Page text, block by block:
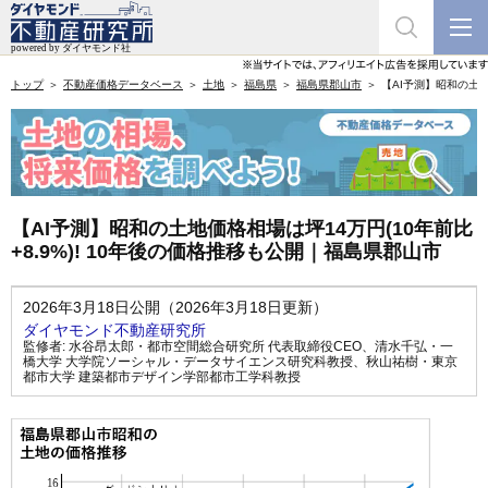
トップ 不動産価格データベース 土地 福島県 福島県郡山市 【AI予測】昭和の
【AI予測】昭和の土地価格相場は坪14万円(10年前比
+8.9%)! 10年後の価格推移も公開｜福島県郡山市
2026年3月18日公開（2026年3月18日更新）
ダイヤモンド不動産研究所
監修者: 水谷昂太郎・都市空間総合研究所 代表取締役CEO、 清水千弘・一
橋大学 大学院ソーシャル・データサイエンス研究科教授、 秋山祐樹・東京
都市大学 建築都市デザイン学部都市工学科教授